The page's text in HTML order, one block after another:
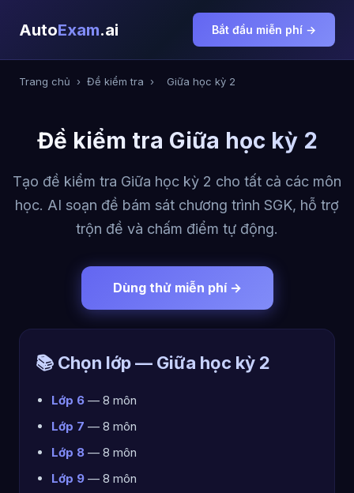
AutoExam.ai Bắt đầu miễn phí →
Trang chủ › Đề kiểm tra › Giữa học kỳ 2
Đề kiểm tra Giữa học kỳ 2
Tạo đề kiểm tra Giữa học kỳ 2 cho tất cả các môn
học. AI soạn đề bám sát chương trình SGK, hỗ trợ
trộn đề và chấm điểm tự động.
Dùng thử miễn phí →
📚 Chọn lớp — Giữa học kỳ 2
Lớp 6 — 8 môn
Lớp 7 — 8 môn
Lớp 8 — 8 môn
Lớp 9 — 8 môn